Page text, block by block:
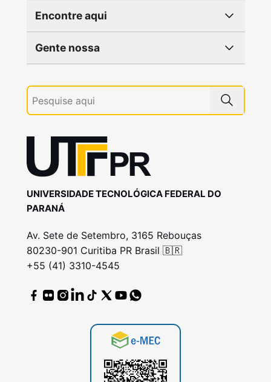
Encontre aqui
Gente nossa
UNIVERSIDADE TECNOLÓGICA FEDERAL DO
PARANÁ
Av. Sete de Setembro, 3165 Rebouças
80230-901 Curitiba PR Brasil 🇧🇷
+55 (41) 3310-4545